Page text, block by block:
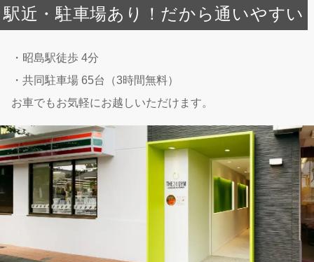
駅近・駐車場あり！だから通いやすい
・昭島駅徒歩 4分
・共同駐車場 65台（3時間無料）
お車でもお気軽にお越しいただけます。